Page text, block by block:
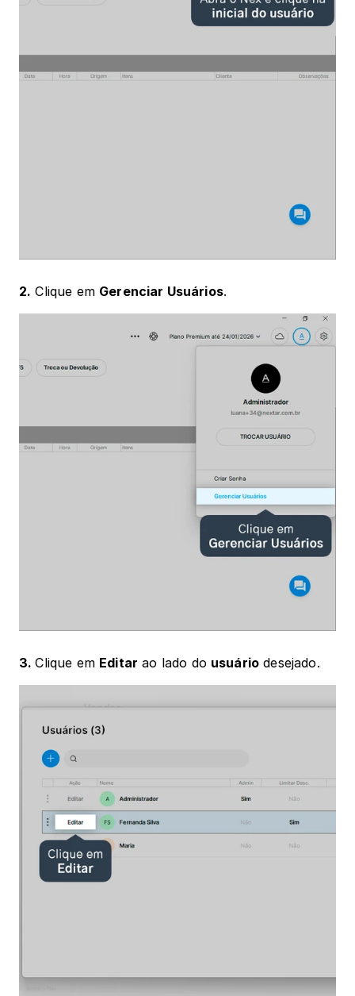
2. Clique em Gerenciar Usuários.
3. Clique em Editar ao lado do usuário desejado.